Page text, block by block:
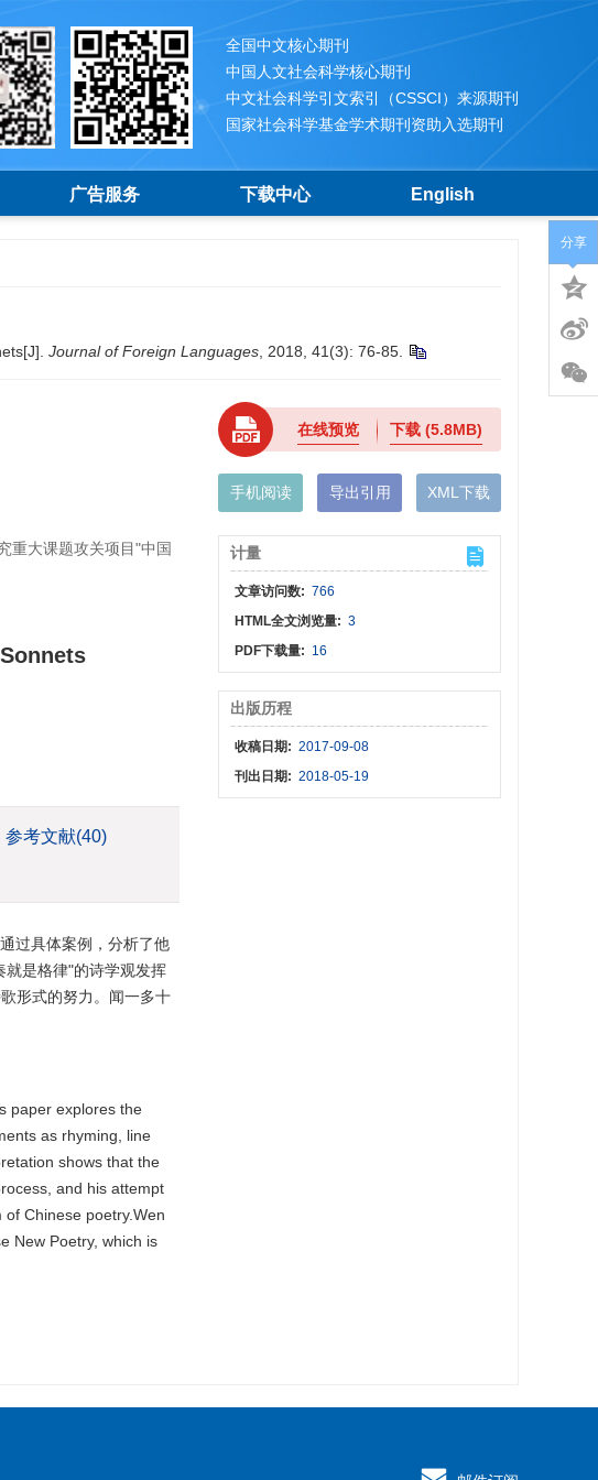
全国中文核心期刊
中国人文社会科学核心期刊
中文社会科学引文索引（CSSCI）来源期刊
国家社会科学基金学术期刊资助入选期刊
广告服务 下载中心 English
Journal of Foreign Languages , 2018, 41(3): 76-85.
重大课题攻关项目"中国
参考文献(40)
过具体案例，分析了他
就是格律"的诗学观发挥
形式的努力。闻一多十
paper explores the
as rhyming, line
shows that the
and his attempt
Chinese poetry.Wen
New Poetry, which is
在线预览 下载(5.8MB)
手机阅读 导出引用 XML下载
计量
文章访问数: 766
HTML全文浏览量: 3
PDF下载量: 16
出版历程
收稿日期: 2017-09-08
刊出日期: 2018-05-19
分享